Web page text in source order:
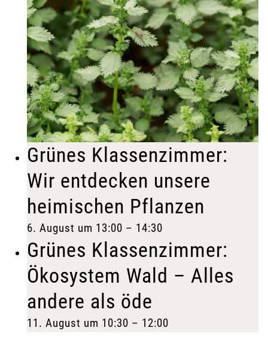
Grünes Klassenzimmer:
Wir entdecken unsere
heimischen Pflanzen
6. August um 13:00 – 14:30
Grünes Klassenzimmer:
Ökosystem Wald – Alles
andere als öde
11. August um 10:30 – 12:00